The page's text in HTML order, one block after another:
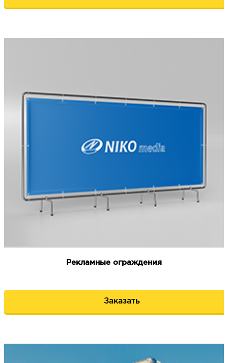
Рекламные ограждения
Заказать